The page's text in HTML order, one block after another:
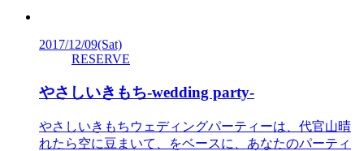
2017/12/09(Sat)
RESERVE
やさしいきもち-wedding party-
やさしいきもちウェディングパーティーは、代官山晴
れたら空に豆まいて、をベースに、あなたのパーティ